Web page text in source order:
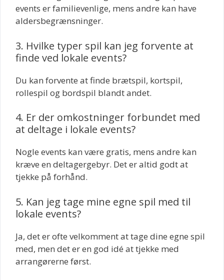
events er familievenlige, mens andre kan have
aldersbegrænsninger.
3. Hvilke typer spil kan jeg forvente at
finde ved lokale events?
Du kan forvente at finde brætspil, kortspil,
rollespil og bordspil blandt andet.
4. Er der omkostninger forbundet med
at deltage i lokale events?
Nogle events kan være gratis, mens andre kan
kræve en deltagergebyr. Det er altid godt at
tjekke på forhånd.
5. Kan jeg tage mine egne spil med til
lokale events?
Ja, det er ofte velkomment at tage dine egne spil
med, men det er en god idé at tjekke med
arrangørerne først.